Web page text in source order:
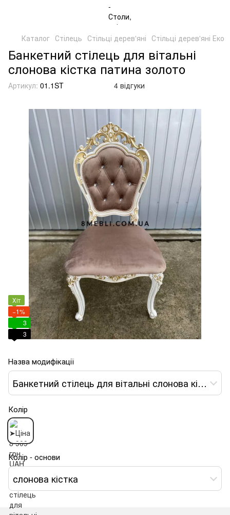
Каталог Стілець Стільці дерев'яні Стільці дерев'яні Еко
Банкетний стілець для вітальні
слонова кістка патина золото
Артикул: 01.1ST 4 відгуки
Хіт
−1%
3
3
Назва модифікації
Банкетний стілець для вітальні слонова кістка патина золото
Колір
Колір - основи
слонова кістка